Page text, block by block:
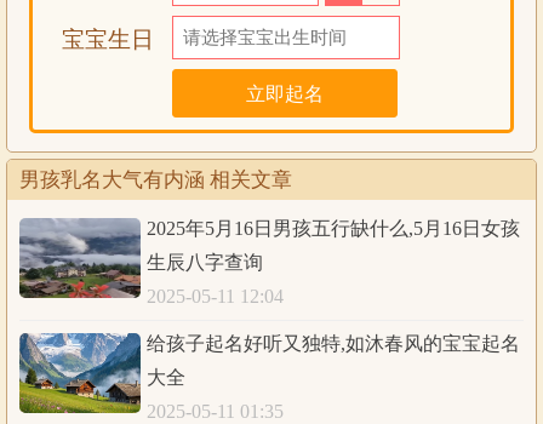
小文 拓拓 小曦 仔仔 小白兔 小双 小惟
雨雨 小智智 壮壮 美美 含含 小玉玉 小拉
岁岁 小花 培培 莺儿 绢绢 跳跳 小沙沙
蓉蓉 小田田 鸣鸣 小桃 博儿 小燕燕 小雁
小润 杉杉 南南 小菁豆 采儿 哲哲 佳佳
小笨笨 玉玉 小雨 糖儿 妙妙 君君 小杭
英儿 小博博 莱莱 梅梅 麦子 小柳柳 小八哥
依依 小眯羹 洋洋 小欢欢 仙儿 衣衣 琪琪
宝宝生日
男孩乳名大气有内涵 相关文章
2025年5月16日男孩五行缺什么,5月16日女孩
生辰八字查询
2025-05-11 12:04
给孩子起名好听又独特,如沐春风的宝宝起名
大全
2025-05-11 01:35